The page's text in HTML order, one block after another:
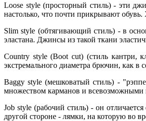
Loose style (просторный стиль) - эти
настолько, что почти прикрывают
Slim style (обтягивающий стиль) - в
эластана. Джинсы из такой ткани
Country style (Boot cut) (стиль кантри,
экстремального диаметра брючин, как в
Baggy style (мешковатый стиль) -
множеством карманов и
Job style (рабочий стиль) - он
другой стороне - лямки, на которую во